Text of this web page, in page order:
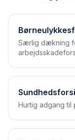
Særlig dækning
Hurtig adgang til